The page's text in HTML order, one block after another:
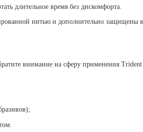
длительное время без дискомфорта.
нитью и дополнительно защищены
внимание на сферу применения